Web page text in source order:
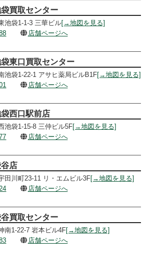
買取センター
池袋1-1-3 三華ビル[→地図を見る]
店舗ページへ
東口買取センター
池袋1-22-1 アサヒ薬局ビルB1F[→地図を見る]
店舗ページへ
西口駅前店
池袋1-15-8 三仲ビル5F[→地図を見る]
店舗ページへ
店
田川町23-11 リ・エムビル3F[→地図を見る]
店舗ページへ
買取センター
南1-22-7 岩本ビル4F[→地図を見る]
店舗ページへ